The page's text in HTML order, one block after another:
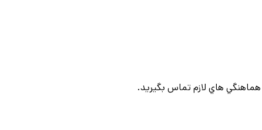
هاي لازم تماس بگيريد.